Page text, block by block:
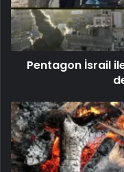
Pentagon İsrail